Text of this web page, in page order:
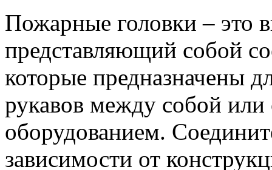
Пожарные головки – это
представляющий собой
которые предназначены
рукавов между собой
оборудованием.
зависимости от